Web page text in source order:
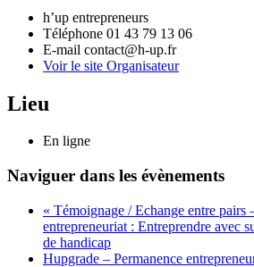
h’up entrepreneurs
Téléphone 01 43 79 13 06
E-mail contact@h-up.fr
Voir le site Organisateur
Lieu
En ligne
Naviguer dans les évènements
« Témoignage / Echange entre pairs
entrepreneuriat : Entreprendre avec
de handicap
Hupgrade – Permanence